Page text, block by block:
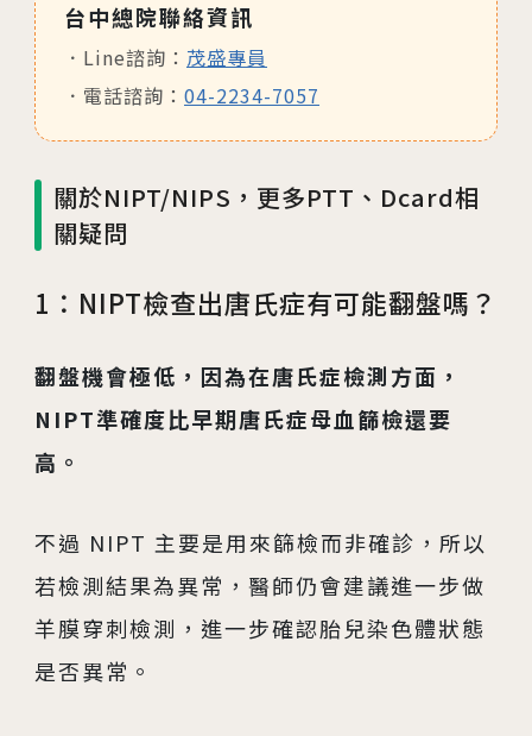
台中總院聯絡資訊
Line諮詢： 茂盛專員
電話諮詢： 04-2234-7057
關於NIPT/NIPS，更多PTT、Dcard相
關疑問
1：NIPT檢查出唐氏症有可能翻盤嗎？
翻盤機會極低，因為在唐氏症檢測方面，
NIPT準確度比早期唐氏症母血篩檢還要
高。
不過 NIPT 主要是用來篩檢而非確診，所以
若檢測結果為異常，醫師仍會建議進一步做
羊膜穿刺檢測，進一步確認胎兒染色體狀態
是否異常。